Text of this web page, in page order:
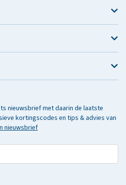
nieuwsbrief met daarin de laatste
kortingscodes en tips & advies van
nieuwsbrief